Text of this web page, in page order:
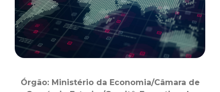
Órgão: Ministério da Economia/Câmara de